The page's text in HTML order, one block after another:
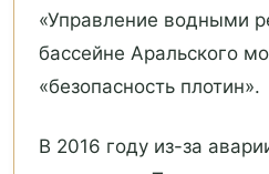
«Управление водными
бассейне Аральского
«безопасность плотин».
В 2016 году из-за